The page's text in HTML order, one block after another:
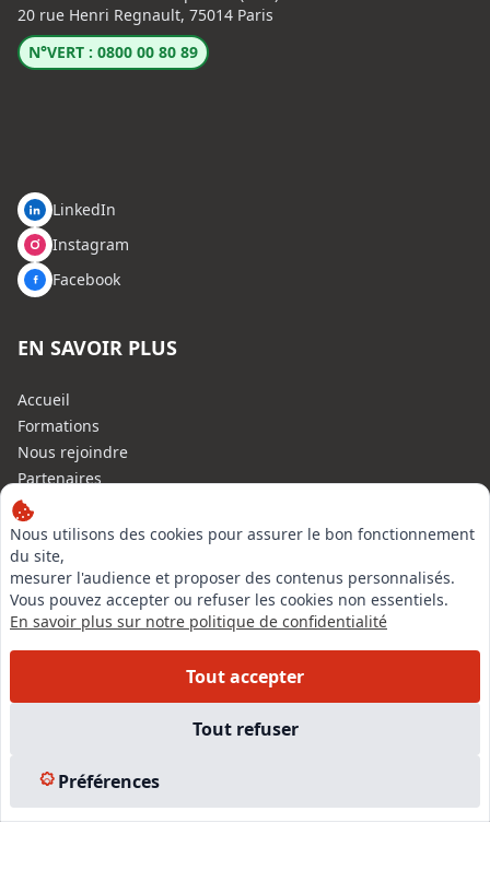
Nous utilisons des cookies pour assurer le bon fonctionnement
du site,
mesurer l'audience et proposer des contenus personnalisés.
Vous pouvez accepter ou refuser les cookies non essentiels.
En savoir plus sur notre politique de confidentialité
Tout accepter
Tout refuser
Préférences
20 rue Henri Regnault, 75014 Paris
N°VERT : 0800 00 80 89
LinkedIn
Instagram
Facebook
EN SAVOIR PLUS
Accueil
Formations
Nous rejoindre
Partenaires
Autres missions
Le C.N.E.
Membre IVSC
Logiciel
L’Expert
Tarifs
Experts Immobiliers par régions
Plan du site
© 2026 l-expertise CNE - Centre National de l’Expertise. Tous